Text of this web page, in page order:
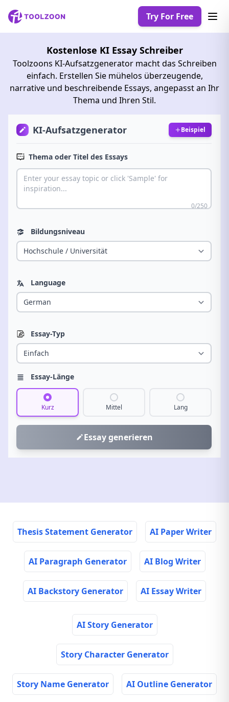
Try For Free
Kostenlose KI Essay Schreiber
Toolzoons KI-Aufsatzgenerator macht das Schreiben
einfach. Erstellen Sie mühelos überzeugende,
narrative und beschreibende Essays, angepasst an Ihr
Thema und Ihren Stil.
KI-Aufsatzgenerator Beispiel
Thema oder Titel des Essays
0/250
Bildungsniveau
Language
Essay-Typ
Essay-Länge
Kurz Mittel Lang
Essay generieren
Thesis Statement Generator AI Paper Writer
AI Paragraph Generator AI Blog Writer
AI Backstory Generator AI Essay Writer
AI Story Generator
Story Character Generator
Story Name Generator AI Outline Generator